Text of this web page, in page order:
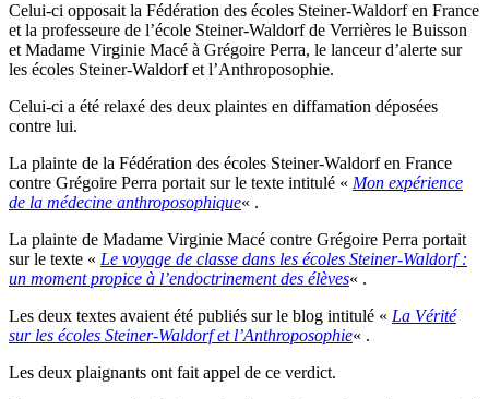
Celui-ci opposait la Fédération des écoles Steiner-Waldorf en France
et la professeure de l’école Steiner-Waldorf de Verrières le Buisson
et Madame Virginie Macé à Grégoire Perra, le lanceur d’alerte sur
les écoles Steiner-Waldorf et l’Anthroposophie.
Celui-ci a été relaxé des deux plaintes en diffamation déposées
contre lui.
La plainte de la Fédération des écoles Steiner-Waldorf en France
contre Grégoire Perra portait sur le texte intitulé « Mon expérience
de la médecine anthroposophique« .
La plainte de Madame Virginie Macé contre Grégoire Perra portait
sur le texte « Le voyage de classe dans les écoles Steiner-Waldorf :
un moment propice à l’endoctrinement des élèves« .
Les deux textes avaient été publiés sur le blog intitulé « La Vérité
sur les écoles Steiner-Waldorf et l’Anthroposophie« .
Les deux plaignants ont fait appel de ce verdict.